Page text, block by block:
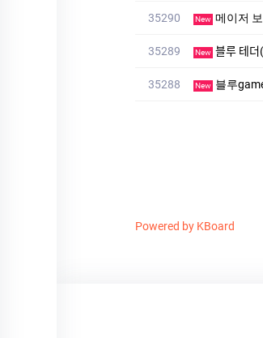
35290 New 메이저
35289 New 블루
35288 New 블루
Powered by KBoard